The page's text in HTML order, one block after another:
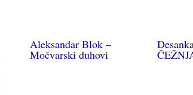
Aleksandar Blok –
Močvarski duhovi